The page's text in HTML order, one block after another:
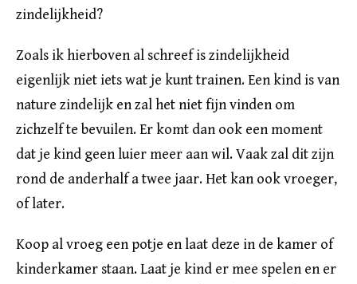
zindelijkheid?
Zoals ik hierboven al schreef is zindelijkheid
eigenlijk niet iets wat je kunt trainen. Een kind is van
nature zindelijk en zal het niet fijn vinden om
zichzelf te bevuilen. Er komt dan ook een moment
dat je kind geen luier meer aan wil. Vaak zal dit zijn
rond de anderhalf a twee jaar. Het kan ook vroeger,
of later.
Koop al vroeg een potje en laat deze in de kamer of
kinderkamer staan. Laat je kind er mee spelen en er